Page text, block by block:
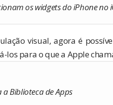
os widgets do iPhone no
visual, agora é
los para o que a Apple
Biblioteca de Apps